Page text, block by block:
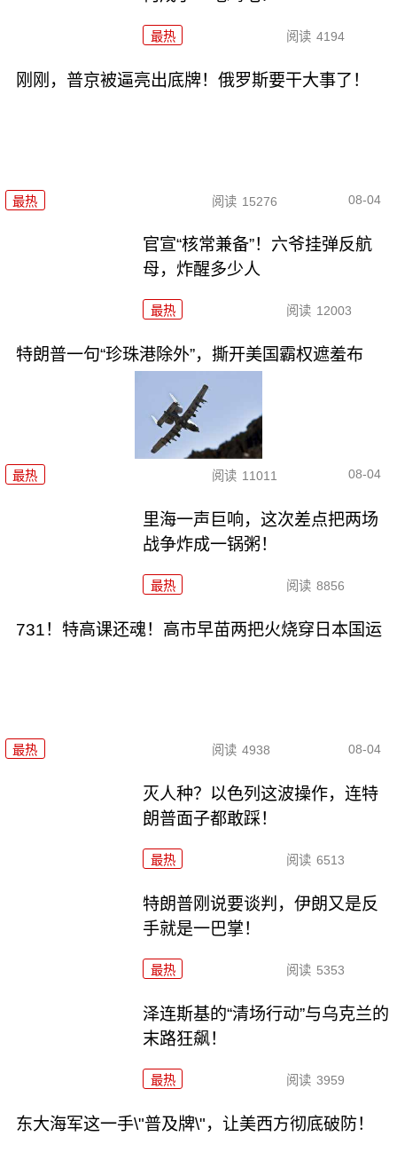
最热 阅读 4194
刚刚，普京被逼亮出底牌！俄罗斯要干大事了！
最热 阅读 15276 08-04
官宣“核常兼备”！六爷挂弹反航
母，炸醒多少人
最热 阅读 12003
特朗普一句“珍珠港除外”，撕开美国霸权遮羞布
最热 阅读 11011 08-04
里海一声巨响，这次差点把两场
战争炸成一锅粥！
最热 阅读 8856
731！特高课还魂！高市早苗两把火烧穿日本国运
最热 阅读 4938 08-04
灭人种？以色列这波操作，连特
朗普面子都敢踩！
最热 阅读 6513
特朗普刚说要谈判，伊朗又是反
手就是一巴掌！
最热 阅读 5353
泽连斯基的“清场行动”与乌克兰的
末路狂飙！
最热 阅读 3959
东大海军这一手\"普及牌\"，让美西方彻底破防！